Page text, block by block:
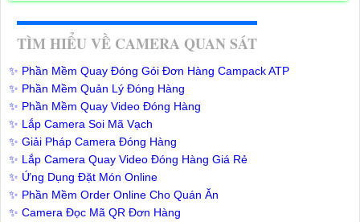
TÌM HIỂU VỀ CAMERA QUAN SÁT
✨ Phần Mềm Quay Đóng Gói Đơn Hàng Campack ATP
✨ Phần Mềm Quản Lý Đóng Hàng
✨ Phần Mềm Quay Video Đóng Hàng
✨ Lắp Camera Soi Mã Vạch
✨ Giải Pháp Camera Đóng Hàng
✨ Lắp Camera Quay Video Đóng Hàng Giá Rẻ
✨ Ứng Dụng Đặt Món Online
✨ Phần Mềm Order Online Cho Quán Ăn
✨ Camera Đọc Mã QR Đơn Hàng